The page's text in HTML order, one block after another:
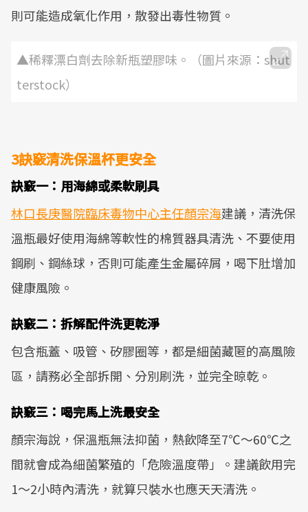
則可能造成氧化作用，散發出毒性物質。
▲稀釋漂白劑去除新瓶塑膠味。（圖片來源：shut
terstock）
3訣竅清洗保溫杯更安全
訣竅一：用海綿或柔軟刷具
林口長庚醫院臨床毒物中心主任顏宗海建議，清洗保
溫瓶最好使用海綿等軟性的棉質器具清洗、不要使用
鋼刷、鋼絲球，否則可能產生金屬碎屑，喝下肚增加
健康風險。
訣竅二：拆解配件洗更乾淨
包含瓶蓋、吸管、矽膠圈等，都是細菌藏匿的高風險
區，請務必全部拆開、分別刷洗，並完全晾乾。
訣竅三：喝完馬上洗最安全
顏宗海說，保溫瓶無法抑菌，熱飲降至7℃～60℃之
間就會成為細菌繁殖的「危險溫度帶」。建議飲用完
1～2小時內清洗，就算只裝水也應天天清洗。